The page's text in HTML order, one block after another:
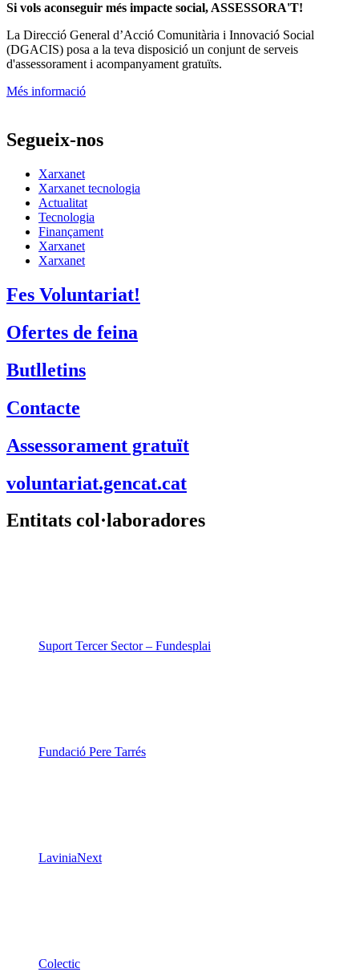
Si vols aconseguir més impacte social, ASSESSORA'T!
La Direcció General d’Acció Comunitària i Innovació Social
(DGACIS) posa a la teva disposició un conjunt de serveis
d'assessorament i acompanyament gratuïts.
Més informació
Segueix-nos
Xarxanet
Xarxanet tecnologia
Actualitat
Tecnologia
Finançament
Xarxanet
Xarxanet
Fes Voluntariat!
Ofertes de feina
Butlletins
Contacte
Assessorament gratuït
voluntariat.gencat.cat
Entitats col·laboradores
Suport Tercer Sector – Fundesplai
Fundació Pere Tarrés
LaviniaNext
Colectic